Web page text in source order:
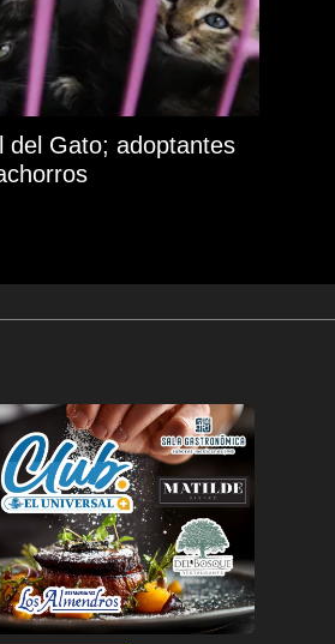
del Gato; adoptantes